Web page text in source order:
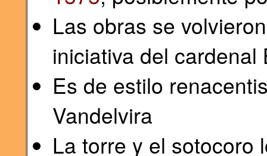
Las obras se
iniciativa del
Es de estilo
Vandelvira
La torre y el sotocoro